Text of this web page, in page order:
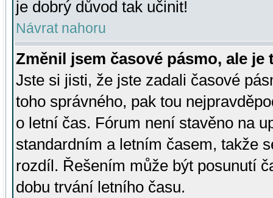
je dobrý důvod tak učinit!
Návrat nahoru
Změnil jsem časové pásmo, ale je
Jste si jisti, že jste zadali časové
toho správného, pak tou
o letní čas. Fórum není stavěno na
standardním a letním časem, takže
rozdíl. Řešením může být posunutí
dobu trvání letního času.